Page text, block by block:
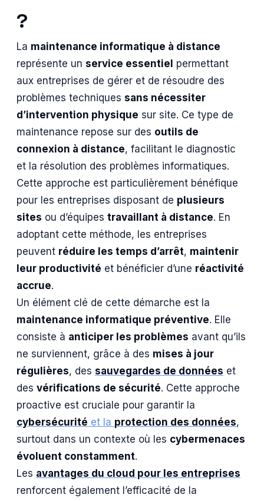
?
La maintenance informatique à distance
représente un service essentiel permettant
aux entreprises de gérer et de résoudre des
problèmes techniques sans nécessiter
d’intervention physique sur site. Ce type de
maintenance repose sur des outils de
connexion à distance, facilitant le diagnostic
et la résolution des problèmes informatiques.
Cette approche est particulièrement bénéfique
pour les entreprises disposant de plusieurs
sites ou d’équipes travaillant à distance. En
adoptant cette méthode, les entreprises
peuvent réduire les temps d’arrêt, maintenir
leur productivité et bénéficier d’une réactivité
accrue.
Un élément clé de cette démarche est la
maintenance informatique préventive. Elle
consiste à anticiper les problèmes avant qu’ils
ne surviennent, grâce à des mises à jour
régulières, des sauvegardes de données et
des vérifications de sécurité. Cette approche
proactive est cruciale pour garantir la
cybersécurité et la protection des données,
surtout dans un contexte où les cybermenaces
évoluent constamment.
Les avantages du cloud pour les entreprises
renforcent également l’efficacité de la